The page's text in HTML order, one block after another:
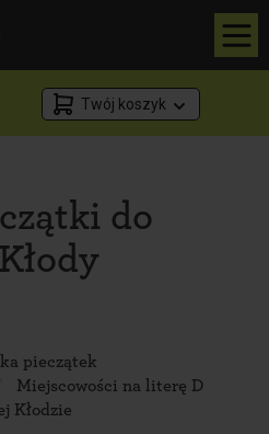
Twój koszyk
do
pieczątek
Miejscowości na literę D
Kłodzie